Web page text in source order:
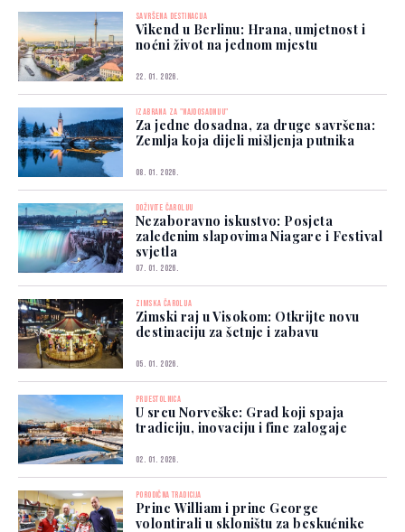
SAVRŠENA DESTINACIJA
Vikend u Berlinu: Hrana, umjetnost i
noćni život na jednom mjestu
22. 01. 2026.
IZABRANA ZA "NAJDOSADNIJU"
Za jedne dosadna, za druge savršena:
Zemlja koja dijeli mišljenja putnika
08. 01. 2026.
DOŽIVITE ČAROLIJU
Nezaboravno iskustvo: Posjeta
zaleđenim slapovima Niagare i Festival
svjetla
07. 01. 2026.
ZIMSKA ČAROLIJA
Zimski raj u Visokom: Otkrijte novu
destinaciju za šetnje i zabavu
05. 01. 2026.
PRIJESTOLNICA
U srcu Norveške: Grad koji spaja
tradiciju, inovaciju i fine zalogaje
02. 01. 2026.
PORODIČNA TRADICIJA
Princ William i princ George
volontirali u skloništu za beskućnike